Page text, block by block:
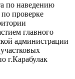
по наведению
проверке
главного
администрации
г.Карабулак